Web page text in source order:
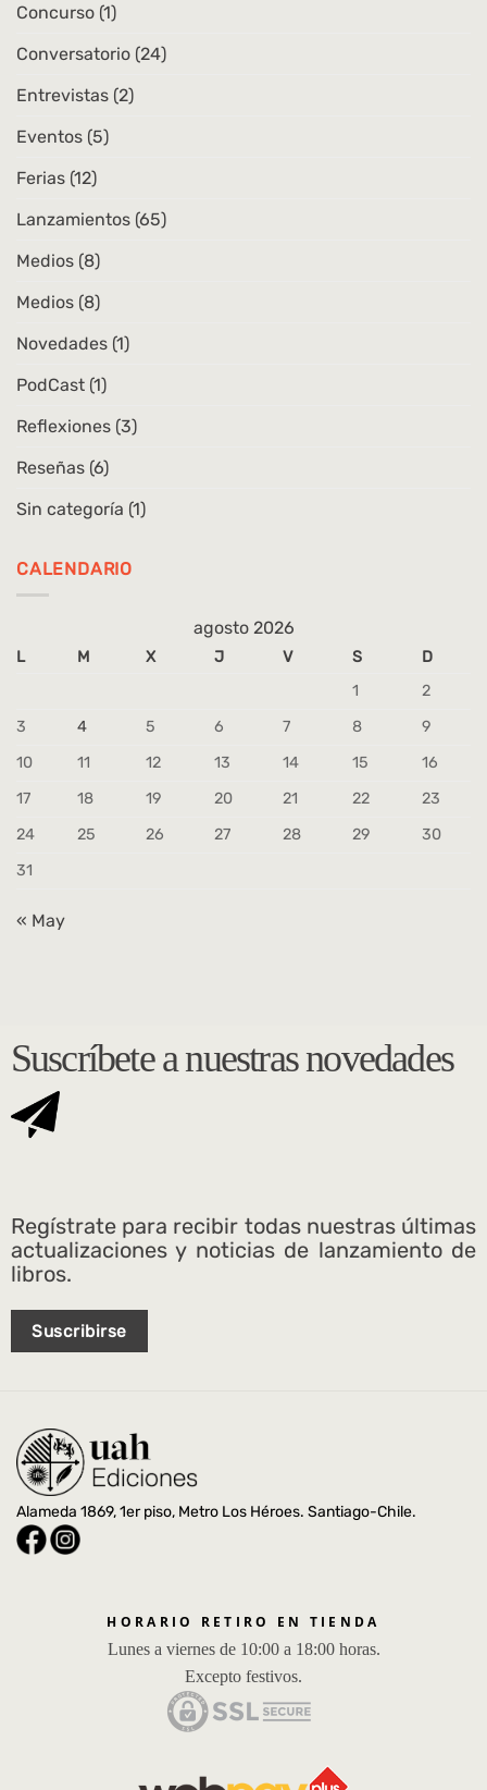
Concurso (1)
Conversatorio (24)
Entrevistas (2)
Eventos (5)
Ferias (12)
Lanzamientos (65)
Medios (8)
Medios (8)
Novedades (1)
PodCast (1)
Reflexiones (3)
Reseñas (6)
Sin categoría (1)
CALENDARIO
agosto 2026
L M X J V S
D
1
2
3
4 5 6 7 8
9
10
11 12 13 14 15
16
17
18 19 20 21 22
23
24
25 26 27 28 29
30
31
« May
Suscríbete a nuestras novedades
Regístrate para recibir todas nuestras últimas
actualizaciones y noticias de lanzamiento de
libros.
Suscribirse
Alameda 1869, 1er piso, Metro Los Héroes. Santiago-Chile.
HORARIO RETIRO EN TIENDA
Lunes a viernes de 10:00 a 18:00 horas.
Excepto festivos.